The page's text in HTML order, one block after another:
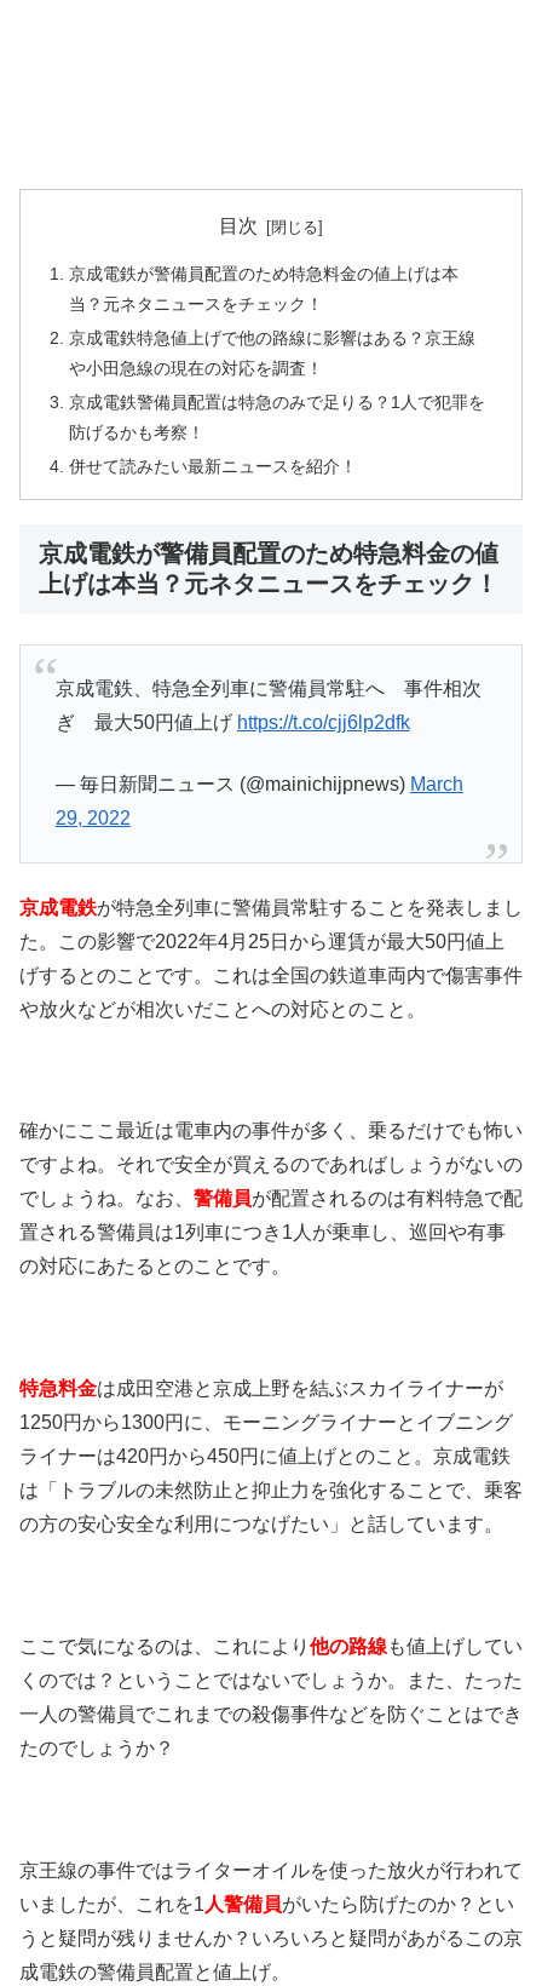
目次
京成電鉄が警備員配置のため特急料金の値上げは本
当？元ネタニュースをチェック！
京成電鉄特急値上げで他の路線に影響はある？京王線
や小田急線の現在の対応を調査！
京成電鉄警備員配置は特急のみで足りる？1人で犯罪を
防げるかも考察！
併せて読みたい最新ニュースを紹介！
京成電鉄が警備員配置のため特急料金の値
上げは本当？元ネタニュースをチェック！
京成電鉄、特急全列車に警備員常駐へ 事件相次
ぎ 最大50円値上げ https://t.co/cjj6lp2dfk
— 毎日新聞ニュース (@mainichijpnews) March
29, 2022
京成電鉄が特急全列車に警備員常駐することを発表しまし
た。この影響で2022年4月25日から運賃が最大50円値上
げするとのことです。これは全国の鉄道車両内で傷害事件
や放火などが相次いだことへの対応とのこと。
確かにここ最近は電車内の事件が多く、乗るだけでも怖い
ですよね。それで安全が買えるのであればしょうがないの
でしょうね。なお、 警備員が配置されるのは有料特急で配
置される警備員は1列車につき1人が乗車し、巡回や有事
の対応にあたるとのことです。
特急料金は成田空港と京成上野を結ぶスカイライナーが
1250円から1300円に、モーニングライナーとイブニング
ライナーは420円から450円に値上げとのこと。京成電鉄
は「トラブルの未然防止と抑止力を強化することで、乗客
の方の安心安全な利用につなげたい」と話しています。
ここで気になるのは、これにより 他の路線も値上げしてい
くのでは？ということではないでしょうか。また、たった
一人の警備員でこれまでの殺傷事件などを防ぐことはでき
たのでしょうか？
京王線の事件ではライターオイルを使った放火が行われて
いましたが、これを1 人警備員がいたら防げたのか？とい
うと疑問が残りませんか？いろいろと疑問があがるこの京
成電鉄の警備員配置と値上げ。